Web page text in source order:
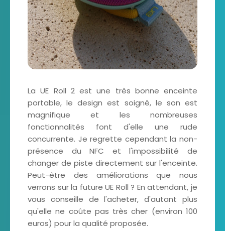
La UE Roll 2 est une très bonne enceinte
portable, le design est soigné, le son est
magnifique et les nombreuses
fonctionnalités font d'elle une rude
concurrente. Je regrette cependant la non-
présence du NFC et l'impossibilité de
changer de piste directement sur l'enceinte.
Peut-être des améliorations que nous
verrons sur la future UE Roll ? En attendant, je
vous conseille de l'acheter, d'autant plus
qu'elle ne coûte pas très cher (environ 100
euros) pour la qualité proposée.